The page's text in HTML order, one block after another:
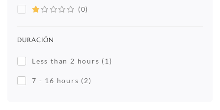
(0)
DURACIÓN
Less than 2 hours (1)
7 - 16 hours (2)